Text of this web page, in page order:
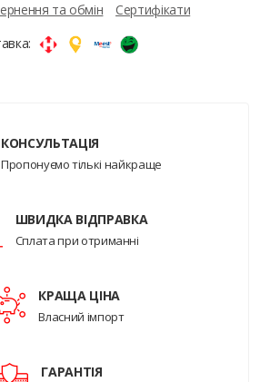
та обмін
Сертифікати
КОНСУЛЬТАЦІЯ
Пропонуємо тількі найкраще
ШВИДКА ВІДПРАВКА
Сплата при отриманні
КРАЩА ЦІНА
Власний імпорт
ГАРАНТІЯ